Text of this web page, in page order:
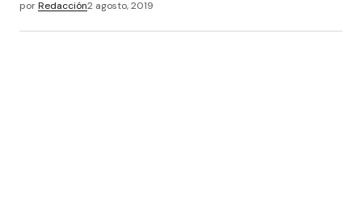
porRedacción2 agosto, 2019